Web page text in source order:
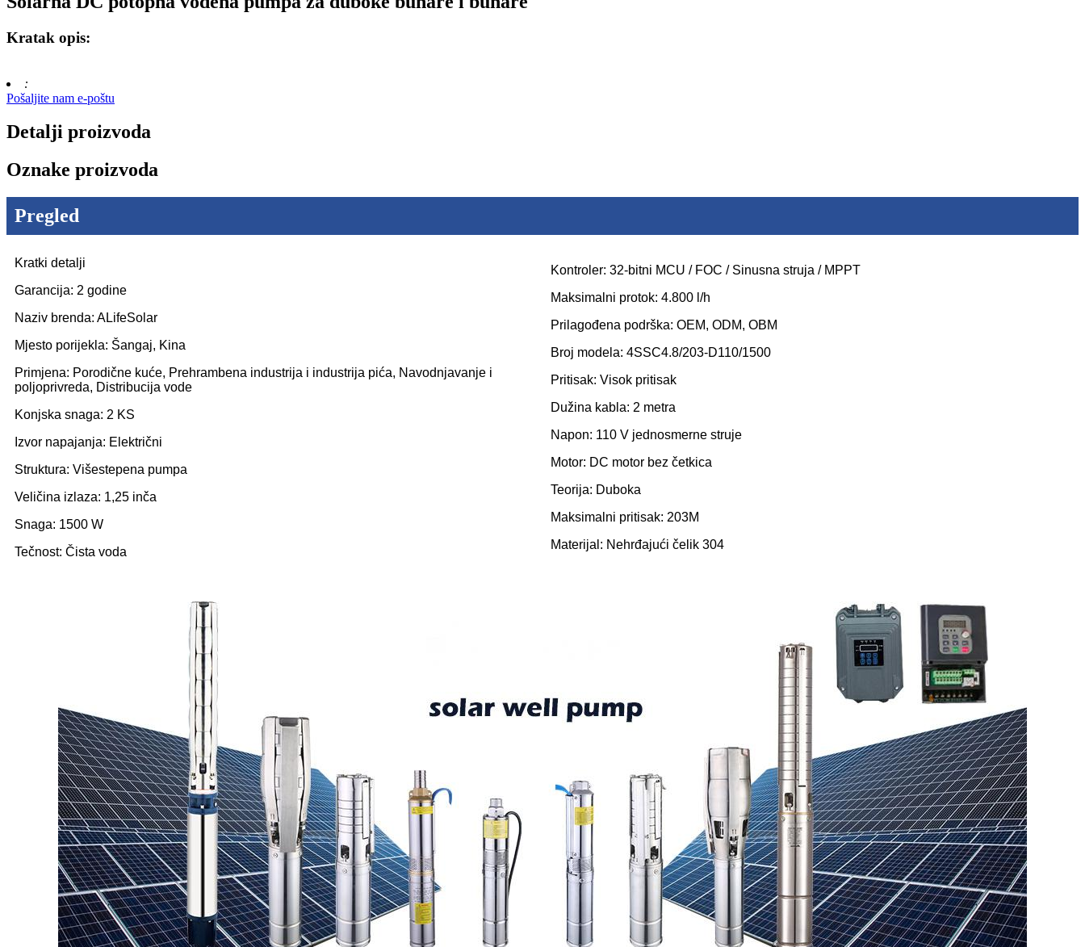
Kratak opis:
:
Pošaljite nam e-poštu
Detalji proizvoda
Oznake proizvoda
Pregled
Kratki detalji
Garancija: 2 godine
Naziv brenda: ALifeSolar
Mjesto porijekla: Šangaj, Kina
Primjena: Porodične kuće, Prehrambena industrija i industrija pića, Navodnjavanje i
poljoprivreda, Distribucija vode
Konjska snaga: 2 KS
Izvor napajanja: Električni
Struktura: Višestepena pumpa
Veličina izlaza: 1,25 inča
Snaga: 1500 W
Tečnost: Čista voda
Kontroler: 32-bitni MCU / FOC / Sinusna struja / MPPT
Maksimalni protok: 4.800 l/h
Prilagođena podrška: OEM, ODM, OBM
Broj modela: 4SSC4.8/203-D110/1500
Pritisak: Visok pritisak
Dužina kabla: 2 metra
Napon: 110 V jednosmerne struje
Motor: DC motor bez četkica
Teorija: Duboka
Maksimalni pritisak: 203M
Materijal: Nehrđajući čelik 304